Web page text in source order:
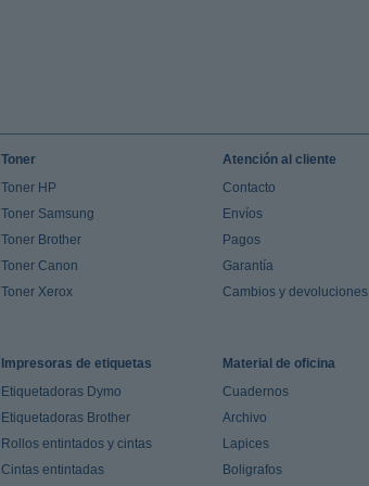
Toner
Toner HP
Toner Samsung
Toner Brother
Toner Canon
Toner Xerox
Atención al cliente
Contacto
Envíos
Pagos
Garantía
Cambios y devoluciones
Impresoras de etiquetas
Etiquetadoras Dymo
Etiquetadoras Brother
Rollos entintados y cintas
Cintas entintadas
Material de oficina
Cuadernos
Archivo
Lapices
Boligrafos